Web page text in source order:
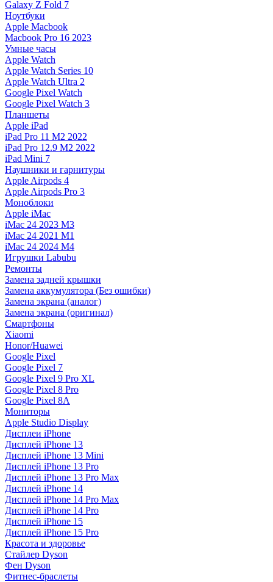
Galaxy Z Fold 7
Ноутбуки
Apple Macbook
Macbook Pro 16 2023
Умные часы
Apple Watch
Apple Watch Series 10
Apple Watch Ultra 2
Google Pixel Watch
Google Pixel Watch 3
Планшеты
Apple iPad
iPad Pro 11 M2 2022
iPad Pro 12.9 M2 2022
iPad Mini 7
Наушники и гарнитуры
Apple Airpods 4
Apple Airpods Pro 3
Моноблоки
Apple iMac
iMac 24 2023 M3
iMac 24 2021 M1
iMac 24 2024 M4
Игрушки Labubu
Ремонты
Замена задней крышки
Замена аккумулятора (Без ошибки)
Замена экрана (аналог)
Замена экрана (оригинал)
Смартфоны
Xiaomi
Honor/Huawei
Google Pixel
Google Pixel 7
Google Pixel 9 Pro XL
Google Pixel 8 Pro
Google Pixel 8A
Мониторы
Apple Studio Display
Дисплеи iPhone
Дисплей iPhone 13
Дисплей iPhone 13 Mini
Дисплей iPhone 13 Pro
Дисплей iPhone 13 Pro Max
Дисплей iPhone 14
Дисплей iPhone 14 Pro Max
Дисплей iPhone 14 Pro
Дисплей iPhone 15
Дисплей iPhone 15 Pro
Красота и здоровье
Стайлер Dyson
Фен Dyson
Фитнес-браслеты